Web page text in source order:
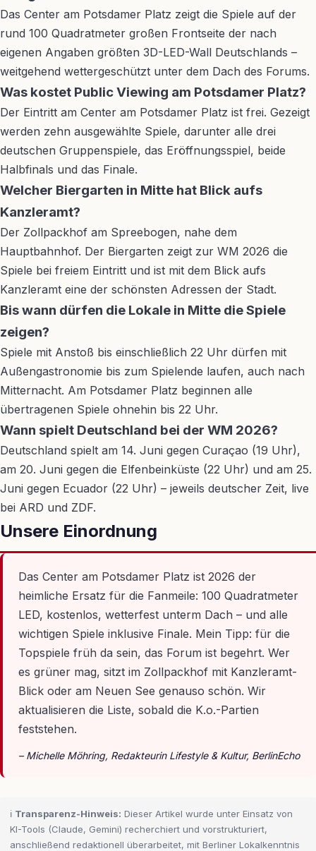
Das Center am Potsdamer Platz zeigt die Spiele auf der
rund 100 Quadratmeter großen Frontseite der nach
eigenen Angaben größten 3D-LED-Wall Deutschlands –
weitgehend wettergeschützt unter dem Dach des Forums.
Was kostet Public Viewing am Potsdamer Platz?
Der Eintritt am Center am Potsdamer Platz ist frei. Gezeigt
werden zehn ausgewählte Spiele, darunter alle drei
deutschen Gruppenspiele, das Eröffnungsspiel, beide
Halbfinals und das Finale.
Welcher Biergarten in Mitte hat Blick aufs
Kanzleramt?
Der Zollpackhof am Spreebogen, nahe dem
Hauptbahnhof. Der Biergarten zeigt zur WM 2026 die
Spiele bei freiem Eintritt und ist mit dem Blick aufs
Kanzleramt eine der schönsten Adressen der Stadt.
Bis wann dürfen die Lokale in Mitte die Spiele
zeigen?
Spiele mit Anstoß bis einschließlich 22 Uhr dürfen mit
Außengastronomie bis zum Spielende laufen, auch nach
Mitternacht. Am Potsdamer Platz beginnen alle
übertragenen Spiele ohnehin bis 22 Uhr.
Wann spielt Deutschland bei der WM 2026?
Deutschland spielt am 14. Juni gegen Curaçao (19 Uhr),
am 20. Juni gegen die Elfenbeinküste (22 Uhr) und am 25.
Juni gegen Ecuador (22 Uhr) – jeweils deutscher Zeit, live
bei ARD und ZDF.
Unsere Einordnung
Das Center am Potsdamer Platz ist 2026 der
heimliche Ersatz für die Fanmeile: 100 Quadratmeter
LED, kostenlos, wetterfest unterm Dach – und alle
wichtigen Spiele inklusive Finale. Mein Tipp: für die
Topspiele früh da sein, das Forum ist begehrt. Wer
es grüner mag, sitzt im Zollpackhof mit Kanzleramt-
Blick oder am Neuen See genauso schön. Wir
aktualisieren die Liste, sobald die K.o.-Partien
feststehen.
– Michelle Möhring, Redakteurin Lifestyle & Kultur, BerlinEcho
ℹ️ Transparenz-Hinweis: Dieser Artikel wurde unter Einsatz von
KI-Tools (Claude, Gemini) recherchiert und vorstrukturiert,
anschließend redaktionell überarbeitet, mit Berliner Lokalkenntnis